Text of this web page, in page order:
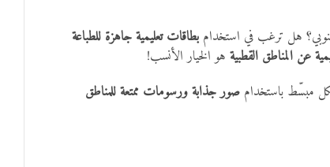
هل ترغب في استخدام بطاقات تعليمية جاهزة للطباعة
عن المناطق القطبية هو الخيار الأنسب!
صور جذابة ورسومات ممتعة للمناطق